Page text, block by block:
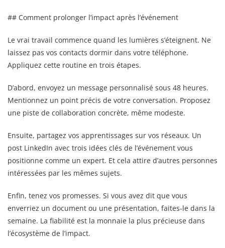
## Comment prolonger l’impact après l’événement
Le vrai travail commence quand les lumières s’éteignent. Ne
laissez pas vos contacts dormir dans votre téléphone.
Appliquez cette routine en trois étapes.
D’abord, envoyez un message personnalisé sous 48 heures.
Mentionnez un point précis de votre conversation. Proposez
une piste de collaboration concrète, même modeste.
Ensuite, partagez vos apprentissages sur vos réseaux. Un
post LinkedIn avec trois idées clés de l’événement vous
positionne comme un expert. Et cela attire d’autres personnes
intéressées par les mêmes sujets.
Enfin, tenez vos promesses. Si vous avez dit que vous
enverriez un document ou une présentation, faites-le dans la
semaine. La fiabilité est la monnaie la plus précieuse dans
l’écosystème de l’impact.